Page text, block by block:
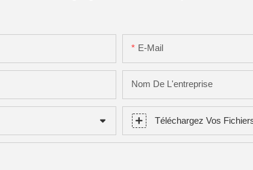
E-Mail
Nom De L'entreprise
Téléchargez Vos